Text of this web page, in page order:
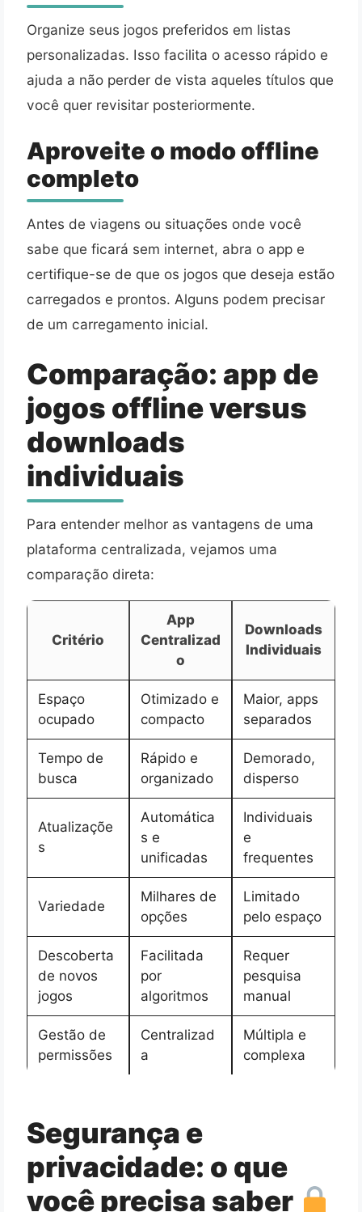
Organize seus jogos preferidos em listas
personalizadas. Isso facilita o acesso rápido e
ajuda a não perder de vista aqueles títulos que
você quer revisitar posteriormente.
Aproveite o modo offline
completo
Antes de viagens ou situações onde você
sabe que ficará sem internet, abra o app e
certifique-se de que os jogos que deseja estão
carregados e prontos. Alguns podem precisar
de um carregamento inicial.
Comparação: app de
jogos offline versus
downloads
individuais
Para entender melhor as vantagens de uma
plataforma centralizada, vejamos uma
comparação direta:
Critério
App
Centralizad
o
Downloads
Individuais
Espaço
ocupado
Otimizado e
compacto
Maior, apps
separados
Tempo de
busca
Rápido e
organizado
Demorado,
disperso
Atualizaçõe
s
Automática
s e
unificadas
Individuais
e
frequentes
Variedade
Milhares de
opções
Limitado
pelo espaço
Descoberta
de novos
jogos
Facilitada
por
algoritmos
Requer
pesquisa
manual
Gestão de
permissões
Centralizad
a
Múltipla e
complexa
Segurança e
privacidade: o que
você precisa saber